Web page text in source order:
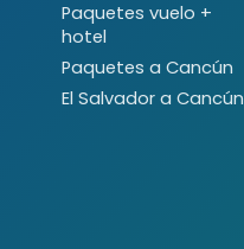
Paquetes vuelo +
hotel
Paquetes a Cancún
El Salvador a Cancún